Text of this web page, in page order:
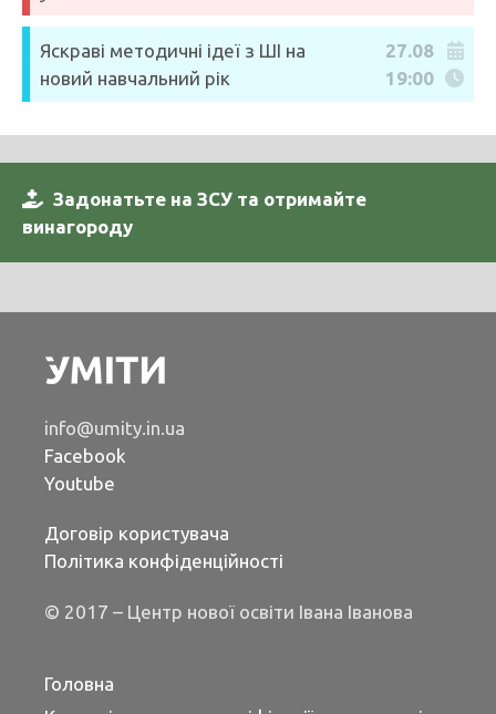
Яскраві методичні ідеї з ШІ на
новий навчальний рік
27.08
19:00
Задонатьте на ЗСУ та отримайте
винагороду
info@umity.in.ua
Facebook
Youtube
Договір користувача
Політика конфіденційності
© 2017 – Центр нової освіти Івана Іванова
Головна